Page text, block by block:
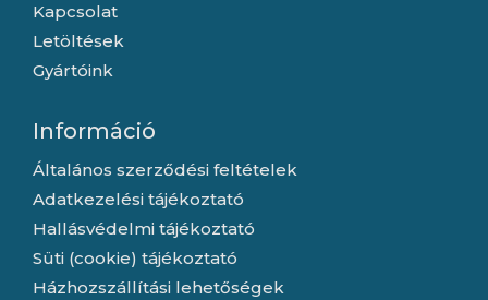
Kapcsolat
Letöltések
Gyártóink
Információ
Általános szerződési feltételek
Adatkezelési tájékoztató
Hallásvédelmi tájékoztató
Süti (cookie) tájékoztató
Házhozszállítási lehetőségek